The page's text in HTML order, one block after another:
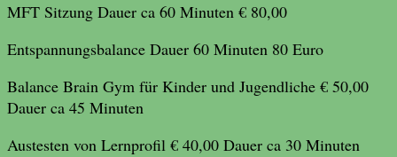
MFT Sitzung Dauer ca 60 Minuten € 80,00
Entspannungsbalance Dauer 60 Minuten 80 Euro
Balance Brain Gym für Kinder und Jugendliche € 50,00
Dauer ca 45 Minuten
Austesten von Lernprofil € 40,00 Dauer ca 30 Minuten